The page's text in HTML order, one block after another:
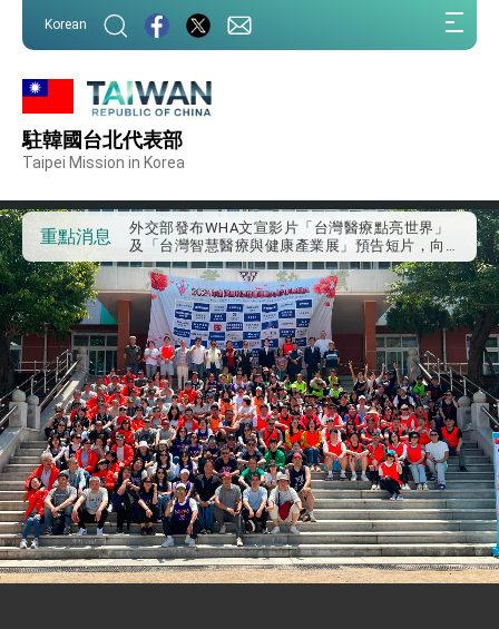
Korean
駐韓國台北代表部
Taipei Mission in Korea
重點消息
外交部重要言論
我國政府將在美國亞利桑納州設立「駐鳳凰城辦
事處」，進一步深化台美交流合作
經驗為亞太醫療照護發展開創新里程碑
外交部發布WHA文宣影片「台灣醫療點亮世界」
及「台灣智慧醫療與健康產業展」預告短片，向
世界展現台灣守護全球健康的創新能量
總統出訪史瓦帝尼返國談話 強調臺灣人有權利
走向世界 盼與理念相近國家共同維護國際秩序
堅定走向世界 賴總統抵達史瓦帝尼王國進行國是
訪問
總統與五院院長新春茶敘 盼化分歧為團結、為
國家邁出合作第一步
總統農曆春節談話
台美貿易協議完成簽署達成6大目標、創5大歷史
性突破 總統強調將以3大面向加速臺灣經濟轉型
升級 籲請立院全力支持並盡速通過
臺美簽署「對等貿易協定」確立對等關稅15%且不
疊加 我輸美2072項產品豁免對等關稅
總統接受「法新社」（AFP）專訪內容
外交部長林佳龍於《外交事務》撰文指出：自由